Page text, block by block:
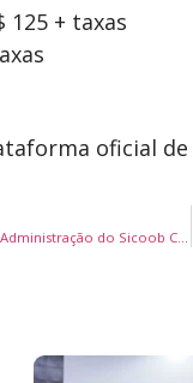
125 + taxas
oficial
Banco Central homologa novo Conselho de Administração do Sicoob Central SC/RS